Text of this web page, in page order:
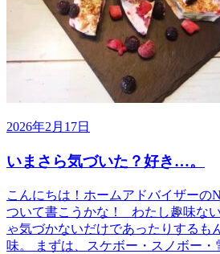
2026年2月17日
いまさら気づいた？好き…。
こんにちは！ホームアドバイザーの
ついて書こうかな！ わたし趣味な
ゃ気づかないだけであったりするも
味。 まずは、スケボー・スノボー・